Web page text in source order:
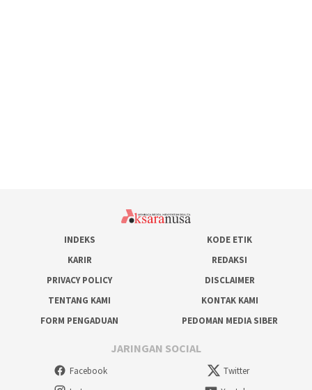
INDEKS
KODE ETIK
KARIR
REDAKSI
PRIVACY POLICY
DISCLAIMER
TENTANG KAMI
KONTAK KAMI
FORM PENGADUAN
PEDOMAN MEDIA SIBER
JARINGAN SOCIAL
Facebook
Twitter